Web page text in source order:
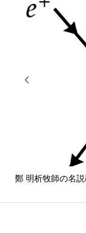

鄭 明析牧師の名説